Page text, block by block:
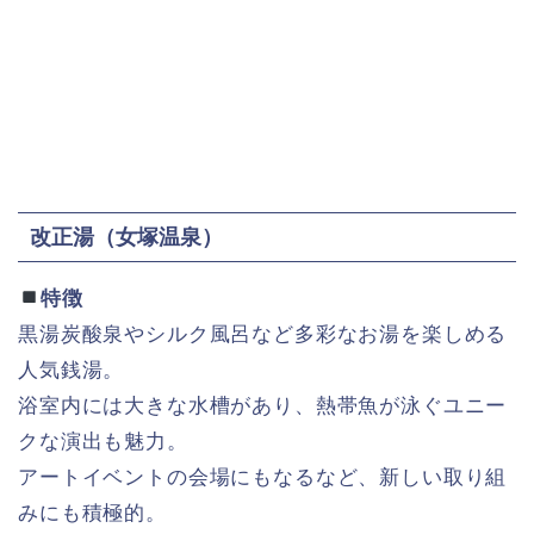
改正湯（女塚温泉）
特徴
黒湯炭酸泉やシルク風呂など多彩なお湯を楽しめる
人気銭湯。
浴室内には大きな水槽があり、熱帯魚が泳ぐユニー
クな演出も魅力。
アートイベントの会場にもなるなど、新しい取り組
みにも積極的。